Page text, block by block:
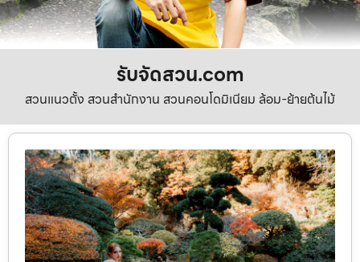
รับจัดสวน.com
สวนแนวตั้ง สวนสำนักงาน สวนคอนโดมิเนียม ล้อม-ย้ายต้นไม้